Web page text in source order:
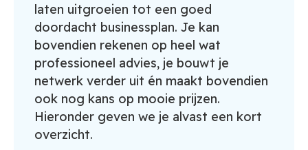
laten uitgroeien tot een goed
doordacht businessplan. Je kan
bovendien rekenen op heel wat
professioneel advies, je bouwt je
netwerk verder uit én maakt bovendien
ook nog kans op mooie prijzen.
Hieronder geven we je alvast een kort
overzicht.